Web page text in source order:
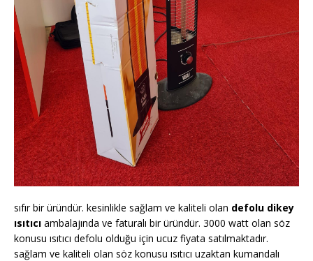
sıfır bir üründür. kesinlikle sağlam ve kaliteli olan defolu dikey
ısıtıcı ambalajında ve faturalı bir üründür. 3000 watt olan söz
konusu ısıtıcı defolu olduğu için ucuz fiyata satılmaktadır.
sağlam ve kaliteli olan söz konusu ısıtıcı uzaktan kumandalı